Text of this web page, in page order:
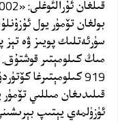
919 كىلومېتىرغا
قىلىدىغان مىللىي تۆمۈر
ئۈزۈلمەي يېتىپ